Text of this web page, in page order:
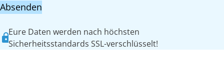
Absenden
Eure Daten werden nach höchsten
Sicherheitsstandards SSL-verschlüsselt!